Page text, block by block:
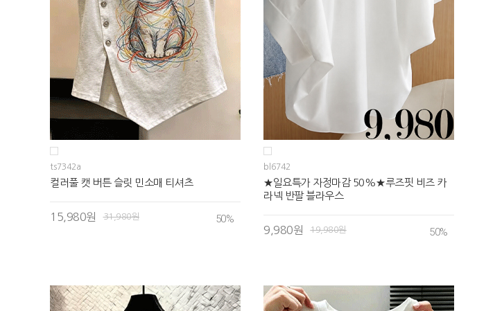
ts7342a
컬러풀 캣 버튼 슬릿 민소매 티셔츠
15,980원 31,980원 50%
bl6742
★일요특가 자정마감 50%★루즈핏 비즈 카
라넥 반팔 블라우스
9,980원 19,980원 50%